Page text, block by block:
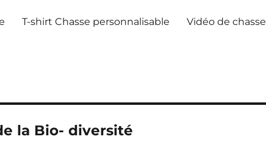
T-shirt Chasse personnalisable Vidéo de chasse
la Bio- diversité